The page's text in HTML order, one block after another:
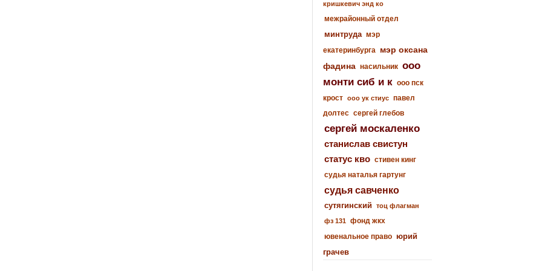
кришкевич энд ко
межрайонный отдел
минтруда мэр
екатеринбурга мэр оксана
фадина насильник ооо
монти сиб и к ооо пск
крост ооо ук стиус павел
долтес сергей глебов
сергей москаленко
станислав свистун
статус кво стивен кинг
судья наталья гартунг
судья савченко
сутягинский тоц флагман
фз 131 фонд жкх
ювенальное право юрий
грачев